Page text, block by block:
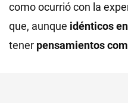
como ocurrió con la
que, aunque idénticos
tener pensamientos